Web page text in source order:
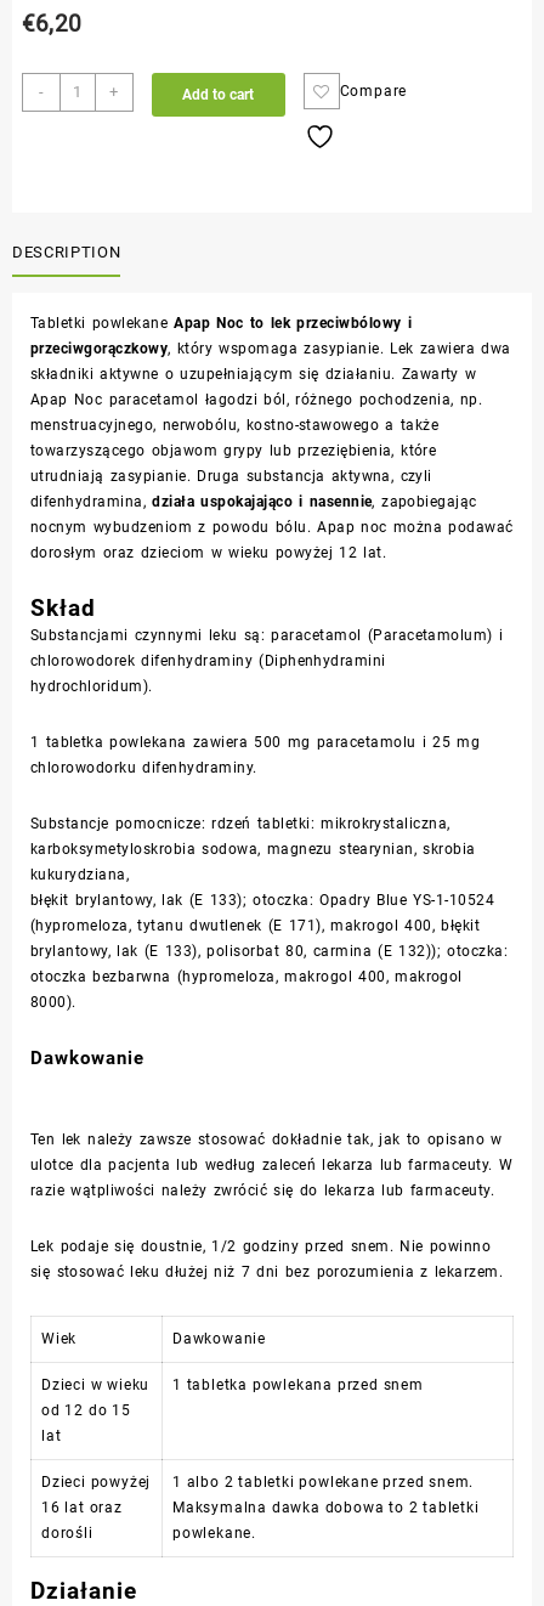
€6,20
- + Add to cart Compare
DESCRIPTION
Tabletki powlekane Apap Noc to lek przeciwbólowy i
przeciwgorączkowy, który wspomaga zasypianie. Lek zawiera dwa
składniki aktywne o uzupełniającym się działaniu. Zawarty w
Apap Noc paracetamol łagodzi ból, różnego pochodzenia, np.
menstruacyjnego, nerwobólu, kostno-stawowego a także
towarzyszącego objawom grypy lub przeziębienia, które
utrudniają zasypianie. Druga substancja aktywna, czyli
difenhydramina,działa uspokajająco i nasennie, zapobiegając
nocnym wybudzeniom z powodu bólu. Apap noc można podawać
dorosłym oraz dzieciom w wieku powyżej 12 lat.
Skład
Substancjami czynnymi leku są: paracetamol (Paracetamolum) i
chlorowodorek difenhydraminy ( Diphenhydramini
hydrochloridum).
1 tabletka powlekana zawiera 500 mg paracetamolu i 25 mg
chlorowodorku difenhydraminy.
Substancje pomocnicze: rdzeń tabletki: mikrokrystaliczna,
karboksymetyloskrobia sodowa, magnezu stearynian, skrobia
kukurydziana,
błękit brylantowy, lak (E 133); otoczka: Opadry Blue YS-1-10524
(hypromeloza, tytanu dwutlenek (E 171), makrogol 400, błękit
brylantowy, lak (E 133), polisorbat 80, carmina (E 132)); otoczka:
otoczka bezbarwna (hypromeloza, makrogol 400, makrogol
8000).
Dawkowanie
Ten lek należy zawsze stosować dokładnie tak, jak to opisano w
ulotce dla pacjenta lub według zaleceń lekarza lub farmaceuty. W
razie wątpliwości należy zwrócić się do lekarza lub farmaceuty.
Lek podaje się doustnie, 1/2 godziny przed snem. Nie powinno
się stosować leku dłużej niż 7 dni bez porozumienia z lekarzem.
Wiek Dawkowanie
Dzieci w wieku
od 12 do 15
lat
1 tabletka powlekana przed snem
Dzieci powyżej
16 lat oraz
dorośli
1 albo 2 tabletki powlekane przed snem.
Maksymalna dawka dobowa to 2 tabletki
powlekane.
Działanie